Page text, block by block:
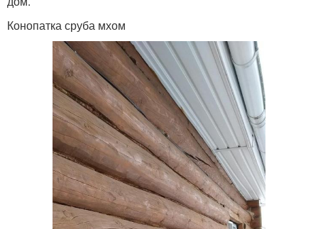
Конопатка сруба мхом